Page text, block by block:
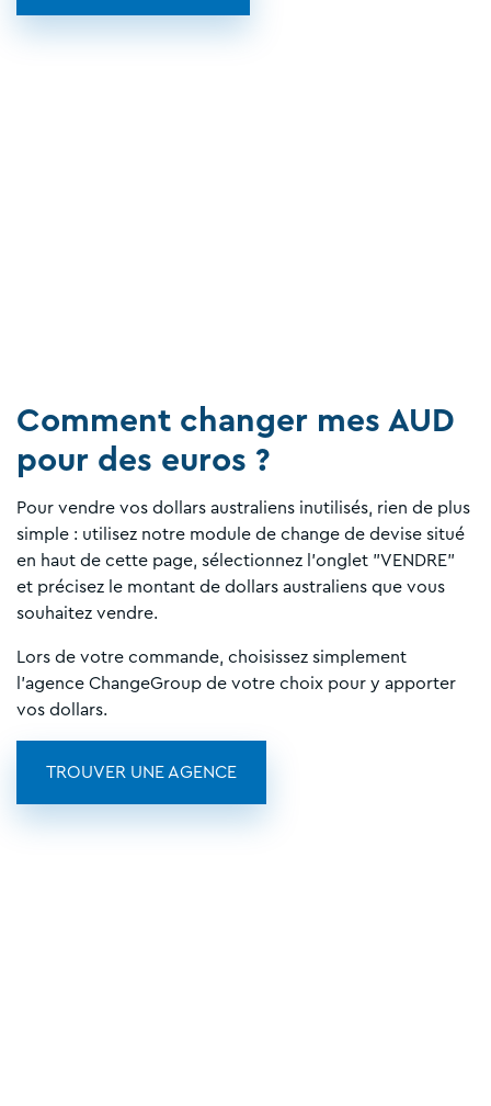
Comment changer mes AUD
pour des euros ?
Pour vendre vos dollars australiens inutilisés, rien de plus
simple : utilisez notre module de change de devise situé
en haut de cette page, sélectionnez l'onglet "VENDRE"
et précisez le montant de dollars australiens que vous
souhaitez vendre.
Lors de votre commande, choisissez simplement
l'agence ChangeGroup de votre choix pour y apporter
vos dollars.
TROUVER UNE AGENCE